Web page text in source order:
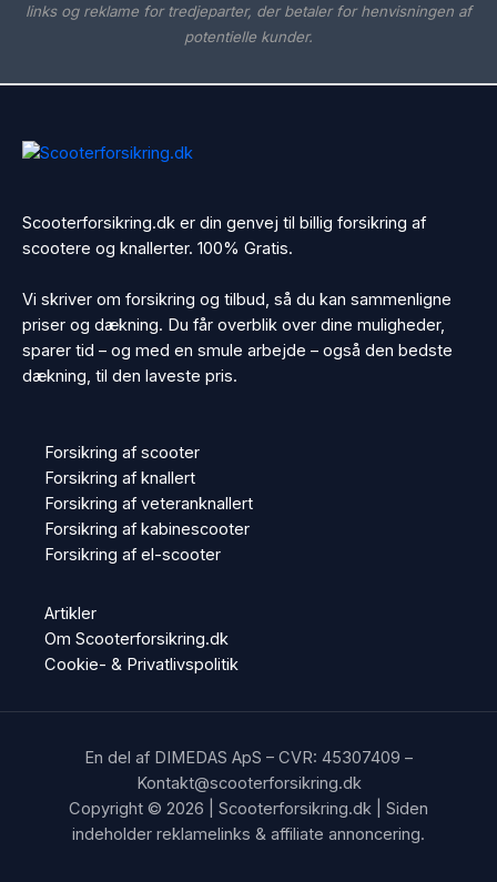
links og reklame for tredjeparter, der betaler for henvisningen af
potentielle kunder.
Scooterforsikring.dk er din genvej til billig forsikring af
scootere og knallerter. 100% Gratis.
Vi skriver om forsikring og tilbud, så du kan sammenligne
priser og dækning. Du får overblik over dine muligheder,
sparer tid – og med en smule arbejde – også den bedste
dækning, til den laveste pris.
Forsikring af scooter
Forsikring af knallert
Forsikring af veteranknallert
Forsikring af kabinescooter
Forsikring af el-scooter
Artikler
Om Scooterforsikring.dk
Cookie- & Privatlivspolitik
En del af DIMEDAS ApS – CVR: 45307409 –
Kontakt@scooterforsikring.dk
Copyright © 2026 | Scooterforsikring.dk | Siden
indeholder reklamelinks & affiliate annoncering.